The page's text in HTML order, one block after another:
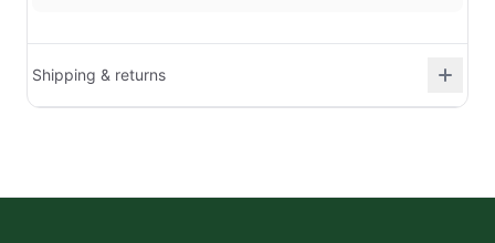
Shipping & returns